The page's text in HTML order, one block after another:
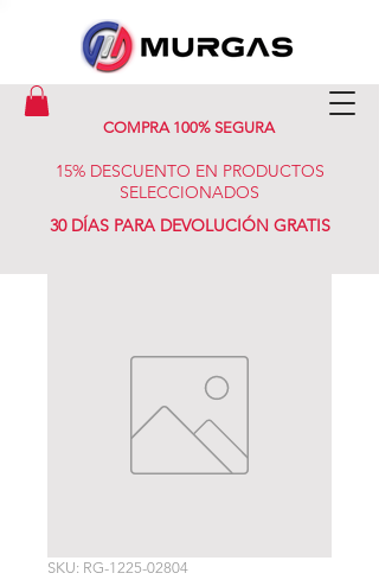
COMPRA 100% SEGURA
15% DESCUENTO EN PRODUCTOS
SELECCIONADOS
30 DÍAS PARA DEVOLUCIÓN GRATIS
SKU: RG-1225-02804